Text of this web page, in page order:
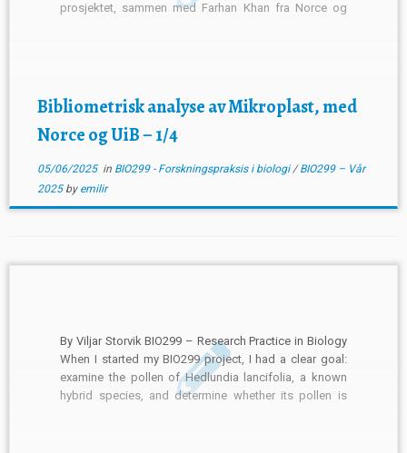
prosjektet, sammen med Farhan Khan fra Norce og
Bibliometrisk analyse av Mikroplast, med
Norce og UiB – 1/4
05/06/2025in BIO299 - Forskningspraksis i biologi/BIO299 – Vår
2025 by emilir
By Viljar Storvik BIO299 – Research Practice in Biology
When I started my BIO299 project, I had a clear goal:
examine the pollen of Hedlundia lancifolia, a known
hybrid species, and determine whether its pollen is